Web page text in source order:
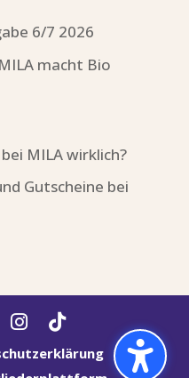
6/7 2026
macht Bio
MILA wirklich?
Gutscheine bei
|